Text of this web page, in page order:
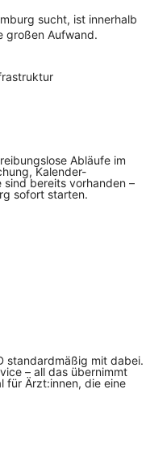
sucht, ist innerhalb
großen Aufwand.
Abläufe im
Kalender-
bereits vorhanden –
sofort starten.
standardmäßig mit dabei.
– all das übernimmt
für Ärzt:innen, die eine